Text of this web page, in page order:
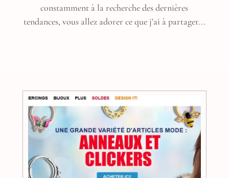
constamment à la recherche des dernières
tendances, vous allez adorer ce que j'ai à partager...